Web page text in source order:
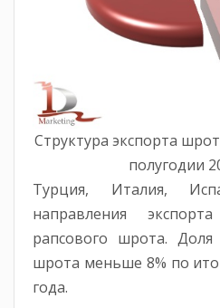
Структура экспорта
полугодии
Турция, Италия,
направления
рапсового шрота. Доля
шрота меньше 8% по
года.